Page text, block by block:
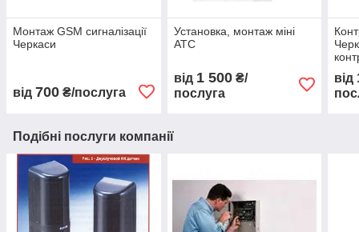
Монтаж GSM сигналізації
Черкаси
від 700 ₴/послуга
Установка, монтаж міні
АТС
від 1 500₴/
послуга
від
Подібні послуги компанії